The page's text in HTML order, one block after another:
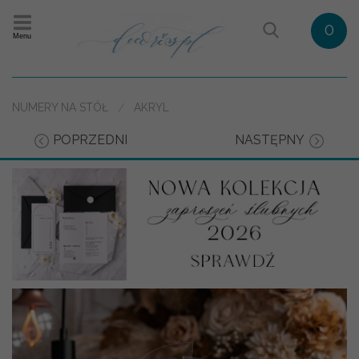
Menu 0
NUMERY NA STÓŁ AKRYL
POPRZEDNI NASTĘPNY